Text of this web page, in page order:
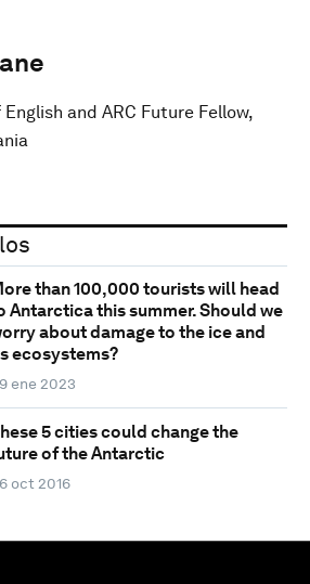
and ARC Future Fellow,
than 100,000 tourists will head
Antarctica this summer. Should we
about damage to the ice and
ecosystems?
ene 2023
5 cities could change the
of the Antarctic
oct 2016